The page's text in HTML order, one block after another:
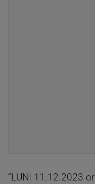
”LUNI 11.12.2023